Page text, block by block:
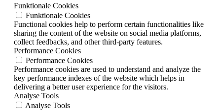
Funktionale Cookies
Funktionale Cookies
Functional cookies help to perform certain functionalities like
sharing the content of the website on social media platforms,
collect feedbacks, and other third-party features.
Performance Cookies
Performance Cookies
Performance cookies are used to understand and analyze the
key performance indexes of the website which helps in
delivering a better user experience for the visitors.
Analyse Tools
Analyse Tools